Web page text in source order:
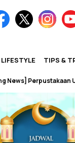
LIFESTYLE TIPS &
Perpustakaan UNM